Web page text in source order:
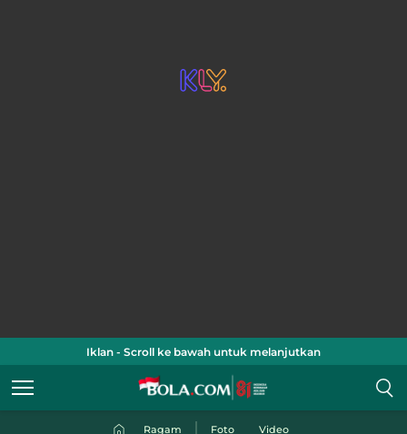
Iklan - Scroll ke bawah untuk melanjutkan
Ragam Foto Video